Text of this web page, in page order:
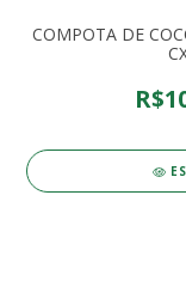
COMPOTA DE